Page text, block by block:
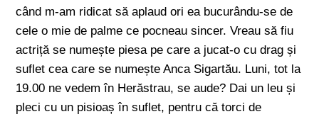
când m-am ridicat să aplaud ori ea bucurându-se de
cele o mie de palme ce pocneau sincer. Vreau să fiu
actriță se numește piesa pe care a jucat-o cu drag și
suflet cea care se numește Anca Sigartău. Luni, tot la
19.00 ne vedem în Herăstrau, se aude? Dai un leu și
pleci cu un pisioaș în suflet, pentru că torci de